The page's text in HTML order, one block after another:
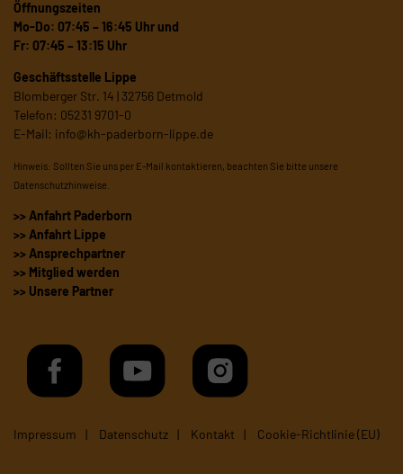
Öffnungszeiten
Mo-Do: 07:45 – 16:45 Uhr und
Fr: 07:45 – 13:15 Uhr
Geschäftsstelle Lippe
Blomberger Str. 14 | 32756 Detmold
Telefon: 05231 9701-0
E-Mail: info@kh-paderborn-lippe.de
Hinweis: Sollten Sie uns per E-Mail kontaktieren, beachten Sie bitte unsere
Datenschutzhinweise
>> Anfahrt Paderborn
>> Anfahrt Lippe
>> Ansprechpartner
>> Mitglied werden
>> Unsere Partner
Impressum Datenschutz Kontakt Cookie-Richtlinie (EU)